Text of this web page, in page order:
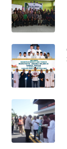
KONSUMEN
LISTRIK
MASYARAKAT
KELISTRIKAN
ID
MAWAKA
ID